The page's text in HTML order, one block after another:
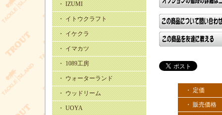
・ IZUMI
・ イトウクラフト
・ イケクラ
・ イマカツ
・ 1089工房
・ ウォーターランド
・ ウッドリーム
・ UOYA
・ 定価
・ 販売価格